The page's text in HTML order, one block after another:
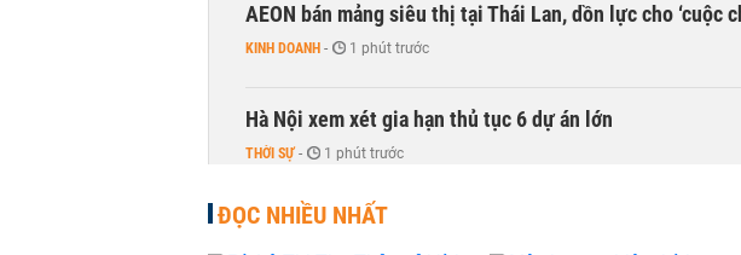
AEON bán mảng siêu thị tại Thái Lan, dồn lực cho ‘cuộc
KINH DOANH - 1 phút trước
Hà Nội xem xét gia hạn thủ tục 6 dự án lớn
THỜI SỰ - 1 phút trước
Lịch cổ tức tuần tới: Masan Consumer, BSR, MBBank
ĐỌC NHIỀU NHẤT